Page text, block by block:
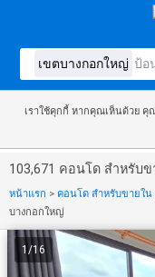
เราใช้คุกกี้ หากคุณเห็นด้วย คุ
103,671 คอนโด สำหรับ
หน้าแรก > คอนโด สำหรับขายใน
บางกอกใหญ่
1 /16